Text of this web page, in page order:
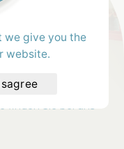
finden Sie bei uns
we give you the
website.